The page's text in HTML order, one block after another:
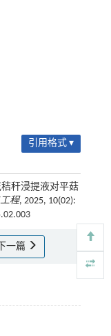
引用格式 ▾
秆浸提液对平菇
程, 2025, 10(02):
下一篇